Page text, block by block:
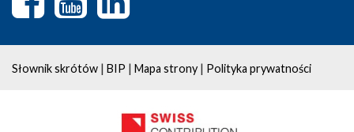
Słownik skrótów | BIP | Mapa strony | Polityka prywatności